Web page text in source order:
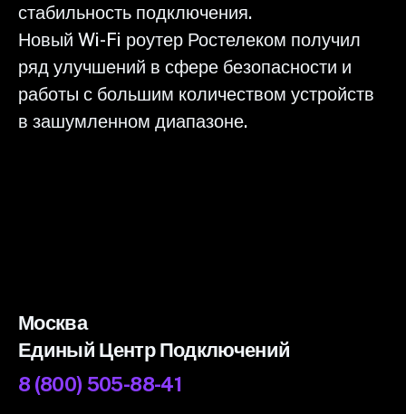
стабильность подключения.
Новый Wi-Fi роутер Ростелеком получил
ряд улучшений в сфере безопасности и
работы с большим количеством устройств
в зашумленном диапазоне.
Москва
Единый Центр Подключений
8 (800) 505-88-41